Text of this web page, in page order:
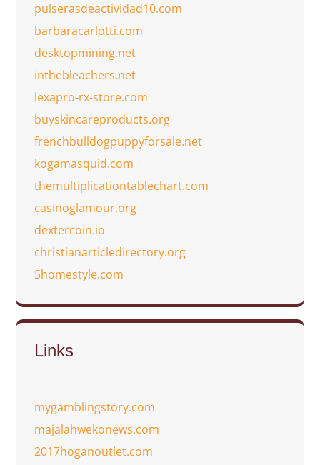
pulserasdeactividad10.com
barbaracarlotti.com
desktopmining.net
inthebleachers.net
lexapro-rx-store.com
buyskincareproducts.org
frenchbulldogpuppyforsale.net
kogamasquid.com
themultiplicationtablechart.com
casinoglamour.org
dextercoin.io
christianarticledirectory.org
5homestyle.com
Links
mygamblingstory.com
majalahwekonews.com
2017hoganoutlet.com